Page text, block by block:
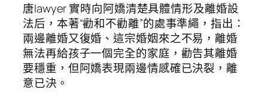
唐lawyer 實時向阿嬌清楚具體情形及離婚設
法后，本著“勸和不勸離”的處事準繩，指出：
兩邊離婚又復婚、這宗婚姻來之不易，離婚
無法再給孩子一個完全的家庭，勸告其離婚
要穩重，但阿嬌表現兩邊情感確已決裂，離
意已決。